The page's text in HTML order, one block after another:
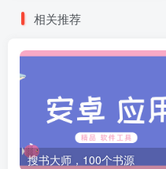
相关推荐
搜书大师，100个书源